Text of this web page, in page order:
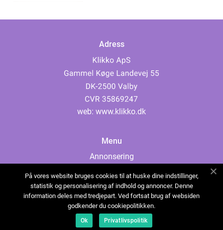
Adress
web: www.klikko.dk
Menu
Annonsering
Cookies
Kontakta oss
Sitemap
På vores website bruges cookies til at huske dine indstillinger,
statistik og personalisering af indhold og annoncer. Denne
information deles med tredjepart. Ved fortsat brug af websiden
godkender du cookiepolitikken.
Ok Privatlivspolitik